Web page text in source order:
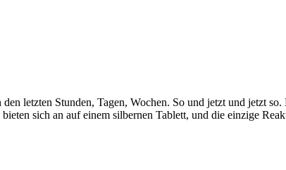
letzten Stunden, Tagen, Wochen. So und jetzt und jetzt
sich an auf einem silbernen Tablett, und die einzige